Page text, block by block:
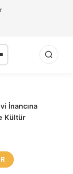
İnancına
Kültür